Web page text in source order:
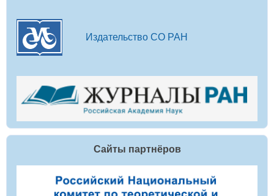
Издательство СО РАН
Сайты партнёров